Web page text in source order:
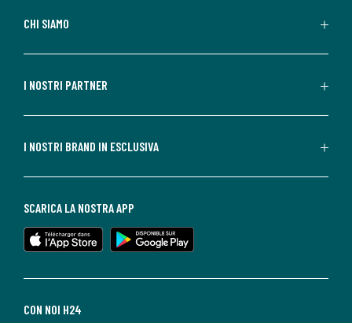
CHI SIAMO
I NOSTRI PARTNER
I NOSTRI BRAND IN ESCLUSIVA
CON NOI H24
SCARICA LA NOSTRA APP